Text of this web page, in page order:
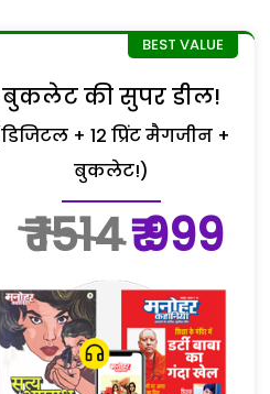
बुकलेट की सुपर डील!
+ 12 प्रिंट मैगजीन +
बुकलेट!)
₹ 1514₹ 999